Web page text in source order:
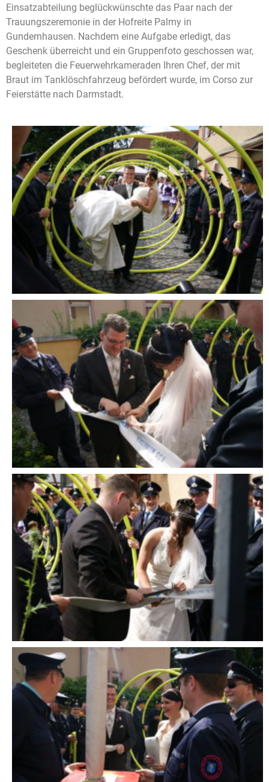
Einsatzabteilung beglückwünschte das Paar nach der
Trauungszeremonie in der Hofreite Palmy in
Gundernhausen. Nachdem eine Aufgabe erledigt, das
Geschenk überreicht und ein Gruppenfoto geschossen war,
begleiteten die Feuerwehrkameraden Ihren Chef, der mit
Braut im Tanklöschfahrzeug befördert wurde, im Corso zur
Feierstätte nach Darmstadt.